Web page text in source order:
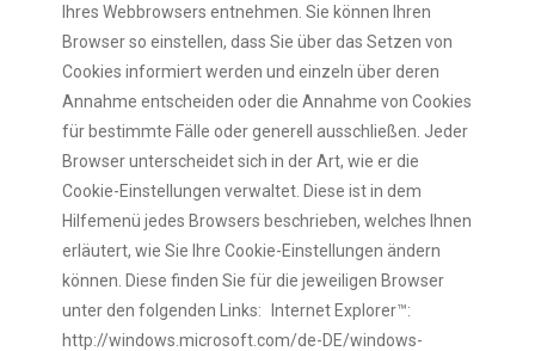
Ihres Webbrowsers entnehmen. Sie können Ihren
Browser so einstellen, dass Sie über das Setzen von
Cookies informiert werden und einzeln über deren
Annahme entscheiden oder die Annahme von Cookies
für bestimmte Fälle oder generell ausschließen. Jeder
Browser unterscheidet sich in der Art, wie er die
Cookie-Einstellungen verwaltet. Diese ist in dem
Hilfemenü jedes Browsers beschrieben, welches Ihnen
erläutert, wie Sie Ihre Cookie-Einstellungen ändern
können. Diese finden Sie für die jeweiligen Browser
unter den folgenden Links: Internet Explorer™:
http://windows.microsoft.com/de-DE/windows-